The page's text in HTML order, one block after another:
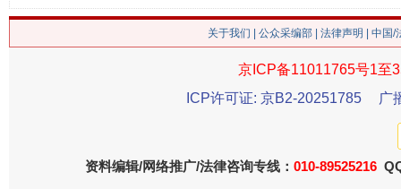
关于我们 公众采编部 法律声明 | 中国
京ICP备11011765号1至
ICP许可证: 京B2-20251785
广
资料编辑/网络推广/法律咨询专线： 010-89525216